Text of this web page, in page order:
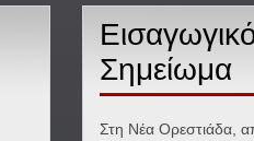
Σημείωμα
Στη Νέα Ορεστιάδα,